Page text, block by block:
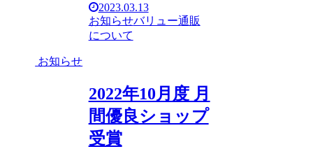
2023.03.13
お知らせバリュー通販
について
お知らせ
2022年10月度 月
間優良ショップ
受賞